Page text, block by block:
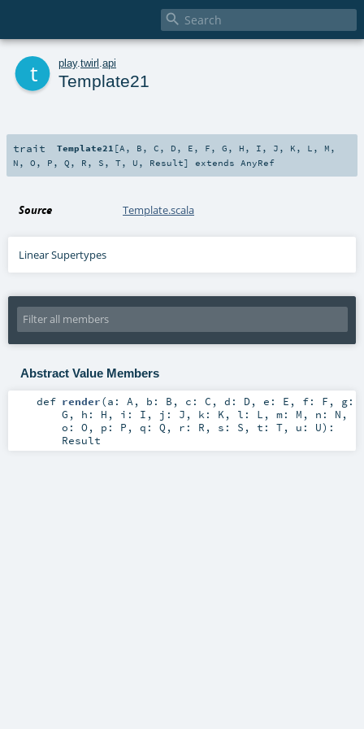

play. twirl api
Template21
trait Template21 [A , B ,C , D , E , F ,G , H , I , J , K , L , M ,
N , O , P , Q , R , S , T, U , Result] extends AnyRef
Source Template.scala
Linear Supertypes
Abstract Value Members
def render(a: A, b: B , c: C , d: D, e: E , f: F , g:
G , h: H , i: I , j: J , k: K, l: L , m: M , n: N ,
o: O, p: P , q: Q , r: R , s: S , t: T, u: U) :
Result